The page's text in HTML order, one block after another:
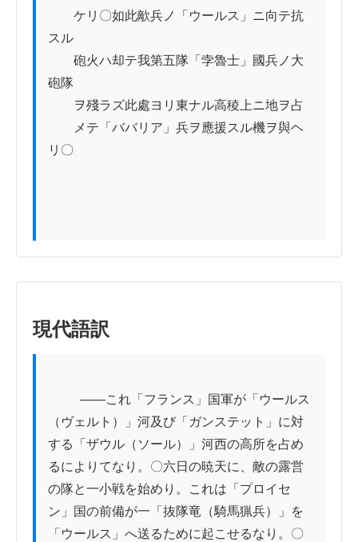
ケリ〇如此歒兵ノ「ウールス」ニ向テ抗
スル
砲火ハ却テ我第五隊「孛魯士」國兵ノ大
砲隊
ヲ殘ラズ此處ヨリ東ナル高稜上ニ地ヲ占
メテ「ババリア」兵ヲ應援スル機ヲ與ヘ
リ〇
現代語訳
（ヴェルト）」河及び「ガンステット」に対
する「ザウル（ソール）」河西の高所を占め
るによりてなり。〇六日の暁天に、敵の露営
の隊と一小戦を始めり。これは「プロイセ
ン」国の前備が一「抜隊竜（騎馬猟兵）」を
「ウールス」へ送るために起こせるなり。〇